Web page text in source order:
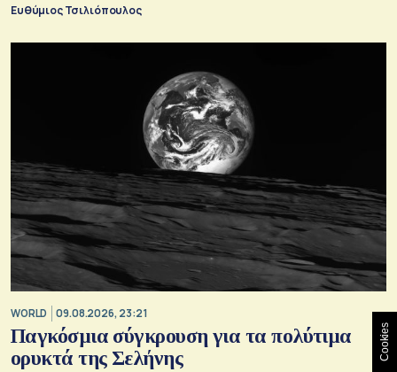
Ευθύμιος Τσιλιόπουλος
WORLD 09.08.2026, 23:21
Παγκόσμια σύγκρουση για τα πολύτιμα
ορυκτά της Σελήνης
Cookies